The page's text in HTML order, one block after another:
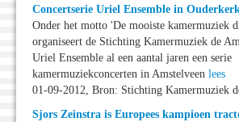
Concertserie Uriel Ensemble in
Onder het motto 'De mooiste kamermuziek
organiseert de Stichting Kamermuziek de
Uriel Ensemble al een aantal jaren een serie
kamermuziekconcerten in Amstelveen lees
01-09-2012, Bron: Stichting Kamermuziek
Sjors Zeinstra is Europees kampioen